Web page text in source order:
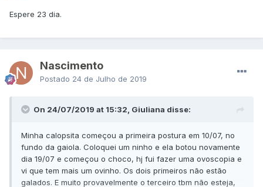
Espere 23 dia.
Nascimento
Postado 24 de Julho de 2019
On 24/07/2019 at 15:32, Giuliana disse:
Minha calopsita começou a primeira postura em 10/07, no
fundo da gaiola. Coloquei um ninho e ela botou novamente
dia 19/07 e começou o choco, hj fui fazer uma ovoscopia e
vi que tem mais um ovinho. Os dois primeiros não estão
galados. E muito provavelmente o terceiro tbm não esteja,